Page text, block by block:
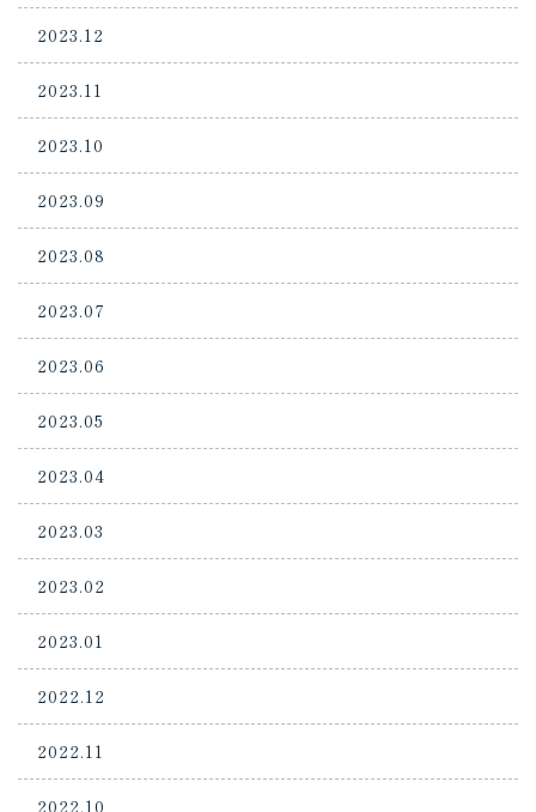
2023.12
2023.11
2023.10
2023.09
2023.08
2023.07
2023.06
2023.05
2023.04
2023.03
2023.02
2023.01
2022.12
2022.11
2022.10